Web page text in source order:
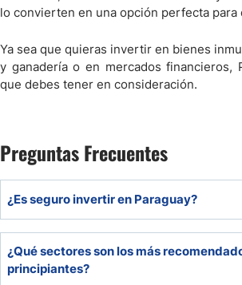
lo convierten en una opción perfecta para
Ya sea que quieras invertir en bienes
y ganadería o en mercados financieros,
que debes tener en consideración.
Preguntas Frecuentes
¿Es seguro invertir en Paraguay?
siempre a través de plataformas
pesar de ser un país en crecimiento,
¿Qué sectores son los más
principiantes?